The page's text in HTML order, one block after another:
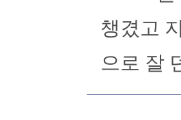
챙겼고
으로 잘